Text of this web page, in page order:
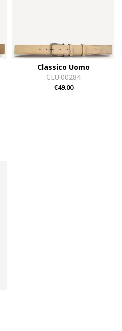
Classico Uomo
CLU.00284
€49.00